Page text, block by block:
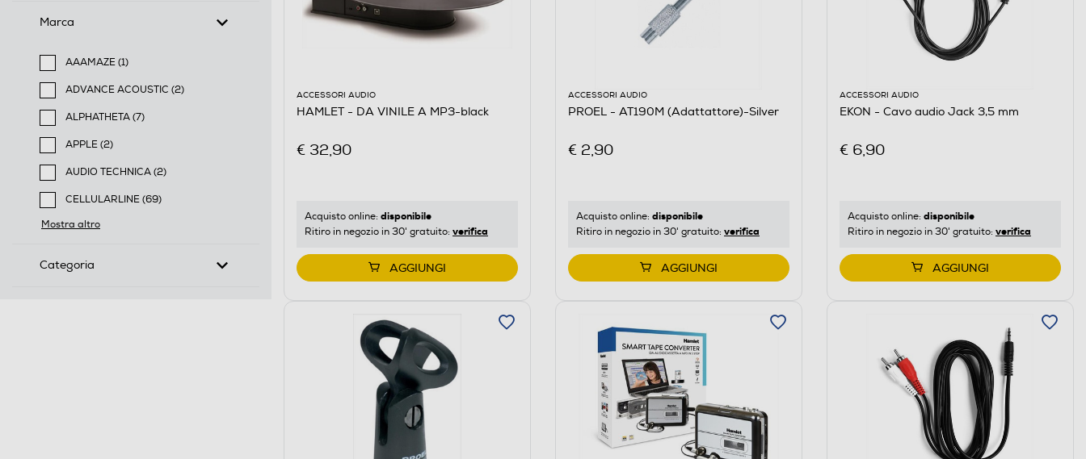
Marca
AAAMAZE (1)
Filtra per Marca: AAAMAZE
ADVANCE ACOUSTIC (2)
Filtra per Marca: ADVANCE ACOUSTIC
ALPHATHETA (7)
Filtra per Marca: ALPHATHETA
APPLE (2)
Filtra per Marca: APPLE
AUDIO TECHNICA (2)
Filtra per Marca: AUDIO TECHNICA
CELLULARLINE (69)
Filtra per Marca: CELLULARLINE
Mostra altro
Categoria
ACCESSORI AUDIO
HAMLET - DA VINILE A MP3-black
€ 32,90
Acquisto online: disponibile
Ritiro in negozio in 30' gratuito: verifica
AGGIUNGI
ACCESSORI AUDIO
PROEL - AT190M (Adattattore)-Silver
€ 2,90
Acquisto online: disponibile
Ritiro in negozio in 30' gratuito: verifica
AGGIUNGI
ACCESSORI AUDIO
EKON - Cavo audio Jack 3,5 mm
€ 6,90
Acquisto online: disponibile
Ritiro in negozio in 30' gratuito: verifica
AGGIUNGI